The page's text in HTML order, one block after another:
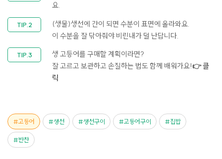
요.
(생물)생선에 간이 되면 수분이 표면에 올라와요.
이 수분을 잘 닦아줘야 비린내가 덜 난답니다.
생 고등어를 구매할 계획이라면?
잘 고르고 보관하고 손질하는 법도 함께 배워가요!👉 클
릭
고등어 생선 생선구이 고등어구이 집밥
반찬